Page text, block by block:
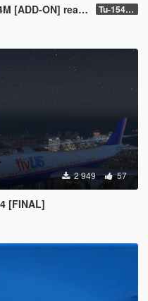
read description!!! Tu-154m 2.0
2 949 57
[FINAL]